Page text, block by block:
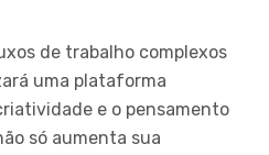
de trabalho complexos
uma plataforma
e o pensamento
só aumenta sua